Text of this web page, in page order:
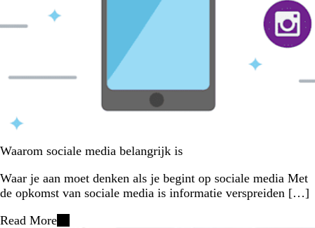
Waarom sociale media belangrijk is
Waar je aan moet denken als je begint op sociale media Met
de opkomst van sociale media is informatie verspreiden […]
Read More